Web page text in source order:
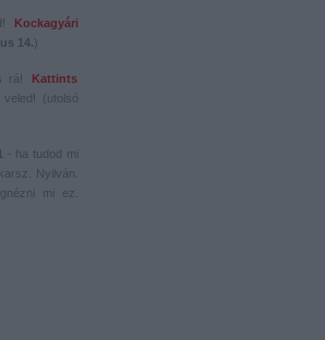
Kockagyári
14.)
rá!
Kattints
(utolsó
- ha tudod mi
Nyilván.
mi ez.